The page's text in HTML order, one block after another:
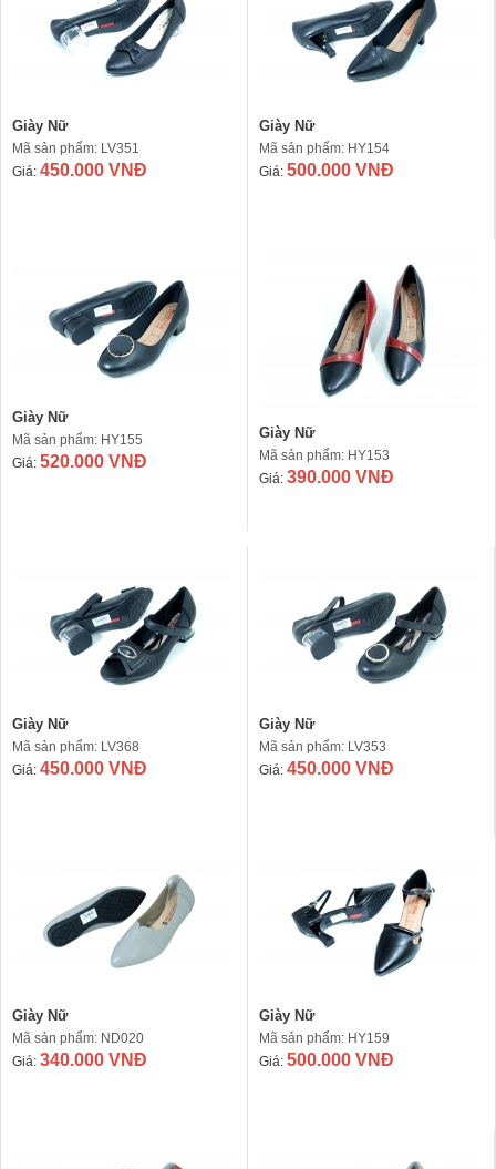
Giày Nữ
Mã sản phẩm: LV351
Giá: 450.000 VNĐ
Giày Nữ
Mã sản phẩm: HY154
Giá: 500.000 VNĐ
Giày Nữ
Mã sản phẩm: HY155
Giá: 520.000 VNĐ
Giày Nữ
Mã sản phẩm: HY153
Giá: 390.000 VNĐ
Giày Nữ
Mã sản phẩm: LV368
Giá: 450.000 VNĐ
Giày Nữ
Mã sản phẩm: LV353
Giá: 450.000 VNĐ
Giày Nữ
Mã sản phẩm: ND020
Giá: 340.000 VNĐ
Giày Nữ
Mã sản phẩm: HY159
Giá: 500.000 VNĐ